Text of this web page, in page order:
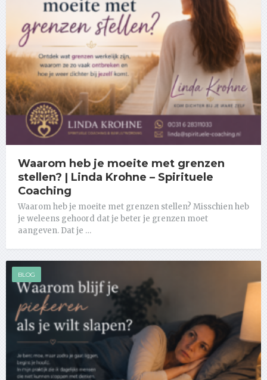
Waarom heb je moeite met grenzen
stellen? | Linda Krohne – Spirituele
Coaching
Waarom heb je moeite met grenzen stellen? Misschien heb
je weleens gehoord dat je beter je grenzen moet
aangeven. Dat je …
BLOG